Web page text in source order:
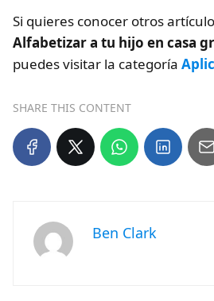
Si quieres conocer otros
Alfabetizar a tu hijo en casa
puedes visitar la categoría
SHARE THIS CONTENT
Ben Clark